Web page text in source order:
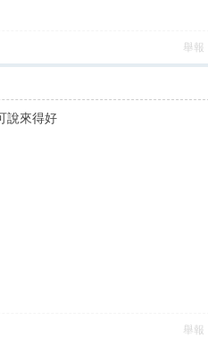
舉報
說來得好
舉報